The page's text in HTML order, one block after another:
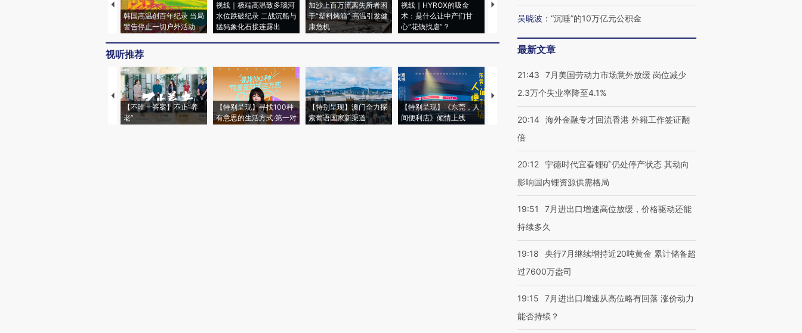
韩国高温创百年纪录 当局
警告停止一切户外活动
视线｜极端高温致多瑙河
水位跌破纪录 二战沉船与
猛犸象化石接连露出
加沙上百万流离失所者困
于“塑料烤箱” 高温引发健
康危机
视线｜HYROX的吸金
术：是什么让中产们甘
心“花钱找虐”？
马航飞行员跨国走私7万
粒摇头丸 尿检体内含3种
视线｜被称为“蟑螂”的印
度Z世代 用街头抗争将教
视线｜“入侵”还是“人道危
视听推荐
【不唯一答案】不止“养
老”
【特别呈现】寻找100种
有意思的生活方式·第一对
【特别呈现】澳门全力探
索葡语国家新渠道
【特别呈现】《东莞，人
间便利店》倾情上线
【推广】走进第四届链博
会，让数智科技“链”接产
【特别呈现】寻找100种
有意思的生活方式·第三对
CFO：不靠规模取胜，华
住三大增长引擎是什么？
吴晓波 ： “沉睡”的10万亿元公积金
最新文章
21:43
7月美国劳动力市场意外放缓 岗位减少
2.3万个失业率降至4.1%
20:14 海外金融专才回流香港 外籍工作签证翻
倍
20:12 宁德时代宜春锂矿仍处停产状态 其动向
影响国内锂资源供需格局
19:51
7月进出口增速高位放缓，价格驱动还能
持续多久
19:18
央行7月继续增持近20吨黄金 累计储备超
过7600万盎司
19:15
7月进出口增速从高位略有回落 涨价动力
能否持续？